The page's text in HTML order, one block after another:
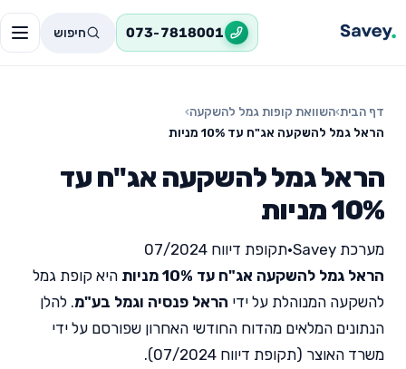
073-7818001 חיפוש
דף הבית›השוואת קופות גמל להשקעה›
הראל גמל להשקעה אג"ח עד 10% מניות
הראל גמל להשקעה אג"ח עד
10% מניות
מערכת Savey •תקופת דיווח 07/2024
הראל גמל להשקעה אג"ח עד 10% מניות
היא קופת גמל
להשקעה המנוהלת על ידי הראל פנסיה וגמל בע"מ. להלן
הנתונים המלאים מהדוח החודשי האחרון שפורסם על ידי
משרד האוצר (תקופת דיווח 07/2024).